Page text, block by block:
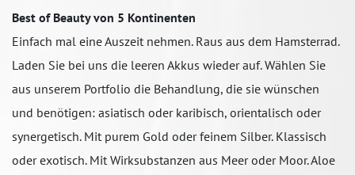
Best of Beauty von 5 Kontinenten
Einfach mal eine Auszeit nehmen. Raus aus dem Hamsterrad.
Laden Sie bei uns die leeren Akkus wieder auf. Wählen Sie
aus unserem Portfolio die Behandlung, die sie wünschen
und benötigen: asiatisch oder karibisch, orientalisch oder
synergetisch. Mit purem Gold oder feinem Silber. Klassisch
oder exotisch. Mit Wirksubstanzen aus Meer oder Moor. Aloe